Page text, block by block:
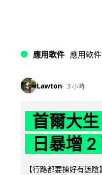
應用軟件 應用軟件
Lawton 3 小時
首爾大
日暴增
【行路都要揀好有遮